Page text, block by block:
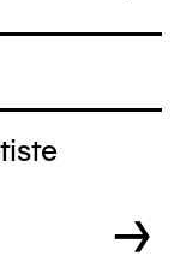
→